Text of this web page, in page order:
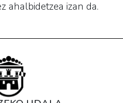
ahalbidetzea izan da.